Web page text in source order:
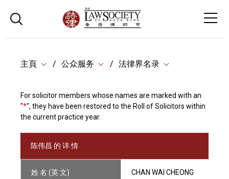
主頁 公众服务 法律界名录
For solicitor members whose names are marked with an
"*", they have been restored to the Roll of Solicitors within
the current practice year.
陈伟昌 的 详 情
姓 名 (英 文) CHAN WAI CHEONG